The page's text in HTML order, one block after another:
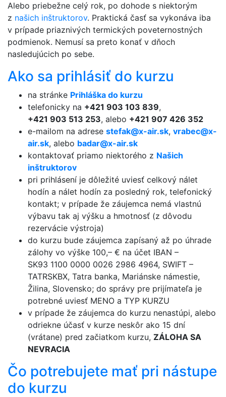
Alebo priebežne celý rok, po dohode s niektorým
z našich inštruktorov. Praktická časť sa vykonáva iba
v prípade priaznivých termických poveternostných
podmienok. Nemusí sa preto konať v dňoch
nasledujúcich po sebe.
Ako sa prihlásiť do kurzu
na stránke Prihláška do kurzu
telefonicky na +421 903 103 839,
+421 903 513 253, alebo +421 907 426 352
e-mailom na adrese stefak@x-air.sk, vrabec@x-
air.sk, alebo badar@x-air.sk
kontaktovať priamo niektorého z Našich
inštruktorov
pri prihlásení je dôležité uviesť celkový nálet
hodín a nálet hodín za posledný rok, telefonický
kontakt; v prípade že záujemca nemá vlastnú
výbavu tak aj výšku a hmotnosť (z dôvodu
rezervácie výstroja)
do kurzu bude záujemca zapísaný až po úhrade
zálohy vo výške 100,– € na účet IBAN –
SK93 1100 000­0 0026 2986 4­964, SWIFT –
TATRSKBX, Tatra banka, Mariánske námestie,
Žilina, Slovensko; do správy pre prijímateľa je
potrebné uviesť MENO a TYP KURZU
v prípade že záujemca do kurzu nenastúpi, alebo
odriekne účasť v kurze neskôr ako 15 dní
(vrátane) pred začiatkom kurzu, ZÁLOHA SA
NEVRACIA
Čo potrebujete mať pri nástupe
do kurzu